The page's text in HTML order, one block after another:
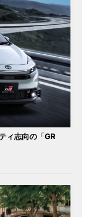
ィ志向の「GR